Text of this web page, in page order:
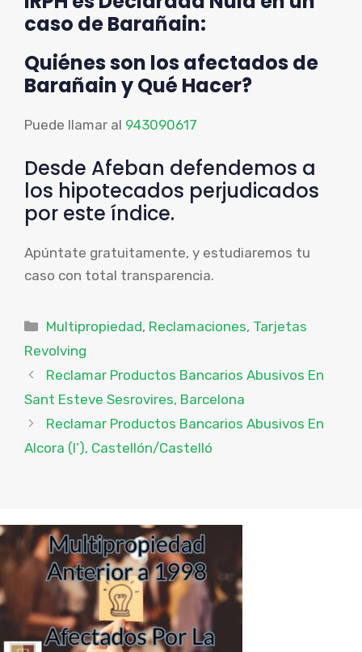
caso de Barañain:
Quiénes son los afectados de
Barañain y Qué Hacer?
Puede llamar al 943090617
Desde Afeban defendemos a
los hipotecados perjudicados
por este índice.
Apúntate gratuitamente, y estudiaremos tu
caso con total transparencia.
Categorías
Multipropiedad, Reclamaciones, Tarjetas
Revolving
Reclamar Productos Bancarios Abusivos En
Sant Esteve Sesrovires, Barcelona
Reclamar Productos Bancarios Abusivos En
Alcora (l’), Castellón/Castelló